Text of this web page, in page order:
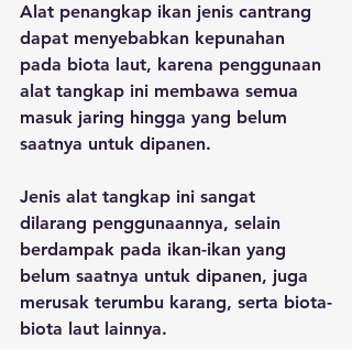
Alat penangkap ikan jenis cantrang
dapat menyebabkan kepunahan
pada biota laut, karena penggunaan
alat tangkap ini membawa semua
masuk jaring hingga yang belum
saatnya untuk dipanen.
Jenis alat tangkap ini sangat
dilarang penggunaannya, selain
berdampak pada ikan-ikan yang
belum saatnya untuk dipanen, juga
merusak terumbu karang, serta biota-
biota laut lainnya.